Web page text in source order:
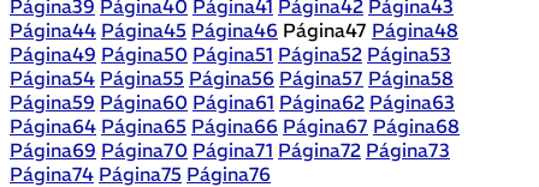
Página39 Página40 Página41 Página42 Página43
Página44 Página45 Página46 Página47 Página48
Página49 Página50 Página51 Página52 Página53
Página54 Página55 Página56 Página57 Página58
Página59 Página60 Página61 Página62 Página63
Página64 Página65 Página66 Página67 Página68
Página69 Página70 Página71 Página72 Página73
Página74 Página75 Página76